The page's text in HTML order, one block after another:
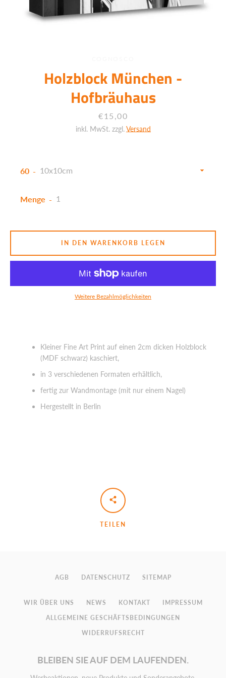
Holzblock München -
Hofbräuhaus
Preis
€15,00
inkl. MwSt. zzgl.Versand
Kleiner Fine Art Print auf einen 2cm dicken Holzblock
(MDF schwarz) kaschiert,
in 3 verschiedenen Formaten erhältlich,
fertig zur Wandmontage (mit nur einem Nagel)
Hergestellt in Berlin
60
Menge
IN DEN WARENKORB LEGEN
Weitere Bezahlmöglichkeiten
TEILEN
AGB DATENSCHUTZ SITEMAP
WIR ÜBER UNS NEWS KONTAKT
IMPRESSUM
ALLGEMEINE GESCHÄFTSBEDINGUNGEN
WIDERRUFSRECHT
BLEIBEN SIE AUF DEM LAUFENDEN.